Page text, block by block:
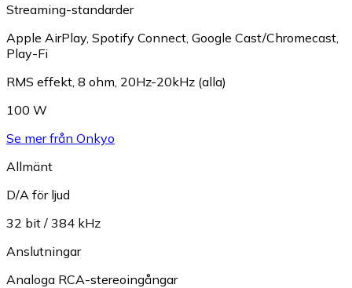
Streaming-standarder
Apple AirPlay, Spotify Connect Google Cast/Chromecast
Play-Fi
RMS effekt, 8 ohm, 20Hz-20kHz (alla)
100 W
Se mer från Onkyo
Allmänt
D/A för ljud
32 bit / 384 kHz
Anslutningar
Analoga RCA-stereoingångar